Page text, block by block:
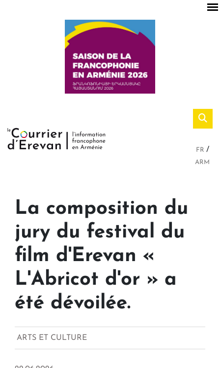
FR
ARM
La composition du
jury du festival du
film d'Erevan «
L'Abricot d'or » a
été dévoilée.
ARTS ET CULTURE